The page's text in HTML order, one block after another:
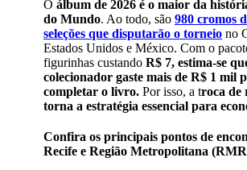
O álbum de 2026 é o maior da
do Mundo. Ao todo, são 980 cromos
seleções que disputarão o torneio no
Estados Unidos e México. Com o
figurinhas custando R$ 7, estima-se
colecionador gaste mais de R$ 1 mil
completar o livro. Por isso, a troca de
torna a estratégia essencial para
Confira os principais pontos de
Recife e Região Metropolitana